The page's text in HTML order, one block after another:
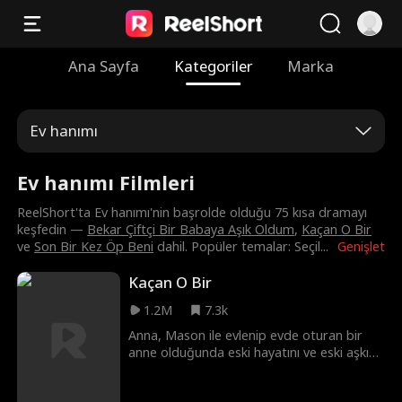
Ana Sayfa Kategoriler Marka
Ev hanımı
Ev hanımı Filmleri
Genişlet
ReelShort'ta Ev hanımı'nin başrolde olduğu 75 kısa dramayı
keşfedin — Bekar Çiftçi Bir Babaya Aşık Oldum, Kaçan O Bir
veSon Bir Kez Öp Beni dahil. Popüler temalar: Seçil...
Kaçan O Bir
1.2M
7.3k
Anna, Mason ile evlenip evde oturan bir
anne olduğunda eski hayatını ve eski aşkını